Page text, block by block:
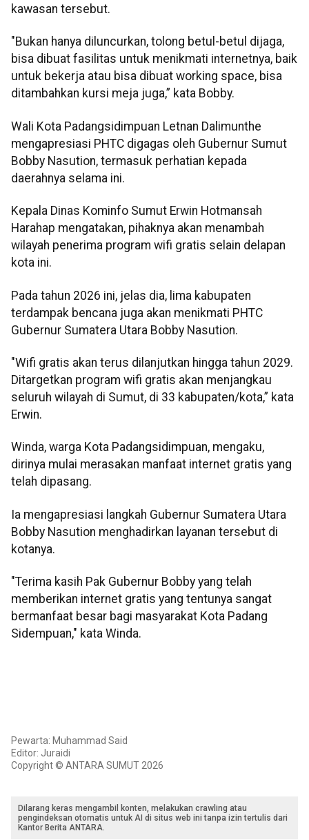
kawasan tersebut.
"Bukan hanya diluncurkan, tolong betul-betul dijaga,
bisa dibuat fasilitas untuk menikmati internetnya, baik
untuk bekerja atau bisa dibuat working space, bisa
ditambahkan kursi meja juga,” kata Bobby.
Wali Kota Padangsidimpuan Letnan Dalimunthe
mengapresiasi PHTC digagas oleh Gubernur Sumut
Bobby Nasution, termasuk perhatian kepada
daerahnya selama ini.
Kepala Dinas Kominfo Sumut Erwin Hotmansah
Harahap mengatakan, pihaknya akan menambah
wilayah penerima program wifi gratis selain delapan
kota ini.
Pada tahun 2026 ini, jelas dia, lima kabupaten
terdampak bencana juga akan menikmati PHTC
Gubernur Sumatera Utara Bobby Nasution.
"Wifi gratis akan terus dilanjutkan hingga tahun 2029.
Ditargetkan program wifi gratis akan menjangkau
seluruh wilayah di Sumut, di 33 kabupaten/kota,” kata
Erwin.
Winda, warga Kota Padangsidimpuan, mengaku,
dirinya mulai merasakan manfaat internet gratis yang
telah dipasang.
Ia mengapresiasi langkah Gubernur Sumatera Utara
Bobby Nasution menghadirkan layanan tersebut di
kotanya.
"Terima kasih Pak Gubernur Bobby yang telah
memberikan internet gratis yang tentunya sangat
bermanfaat besar bagi masyarakat Kota Padang
Sidempuan," kata Winda.
Pewarta: Muhammad Said
Editor: Juraidi
Copyright © ANTARA SUMUT 2026
Dilarang keras mengambil konten, melakukan crawling atau
pengindeksan otomatis untuk AI di situs web ini tanpa izin tertulis dari
Kantor Berita ANTARA.